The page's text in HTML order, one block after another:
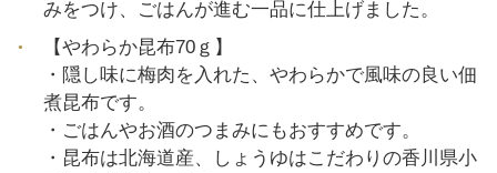
みをつけ、ごはんが進む一品に仕上げました。
【やわらか昆布70ｇ】
・隠し味に梅肉を入れた、やわらかで風味の良い佃
煮昆布です。
・ごはんやお酒のつまみにもおすすめです。
・昆布は北海道産、しょうゆはこだわりの香川県小